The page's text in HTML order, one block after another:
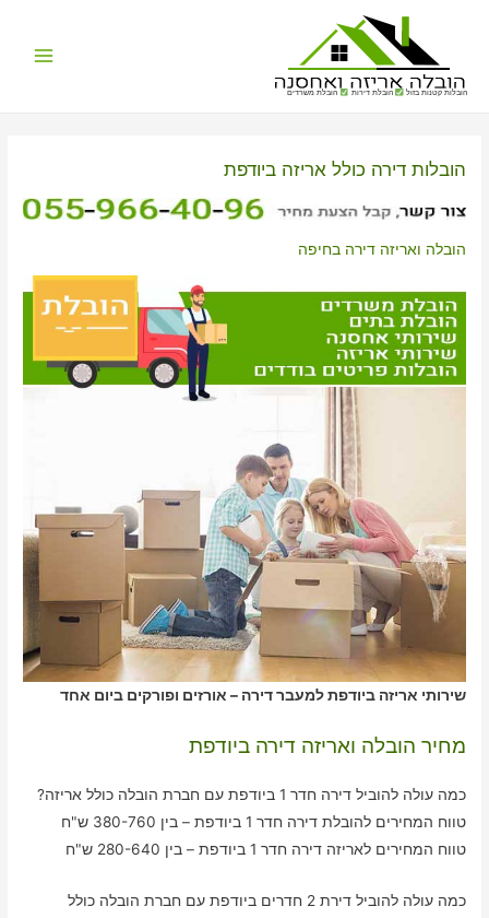
הובלות קטנות בזול הובלת דירות הובלת משרדים
הובלות דירה כולל אריזה ביודפת
הובלה ואריזה דירה בחיפה
שירותי אריזה ביודפת למעבר דירה – אורזים ופורקים ביום אחד
מחיר הובלה ואריזה דירה ביודפת
כמה עולה להוביל דירה חדר 1 ביודפת עם חברת הובלה כולל אריזה?
טווח המחירים להובלת דירה חדר 1 ביודפת – בין 380-760 ש"ח
טווח המחירים לאריזה דירה חדר 1 ביודפת – בין 280-640 ש"ח
כמה עולה להוביל דירת 2 חדרים ביודפת עם חברת הובלה כולל